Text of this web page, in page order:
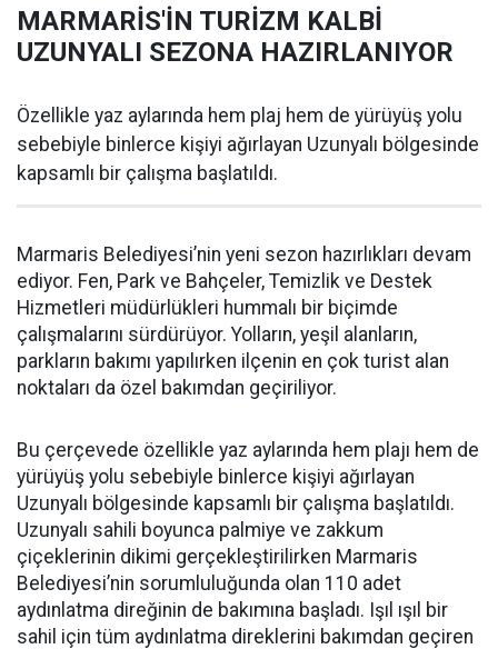
MARMARİS'İN TURİZM KALBİ
UZUNYALI SEZONA HAZIRLANIYOR
Özellikle yaz aylarında hem plaj hem de yürüyüş yolu
sebebiyle binlerce kişiyi ağırlayan Uzunyalı bölgesinde
kapsamlı bir çalışma başlatıldı.
Marmaris Belediyesi’nin yeni sezon hazırlıkları devam
ediyor. Fen, Park ve Bahçeler, Temizlik ve Destek
Hizmetleri müdürlükleri hummalı bir biçimde
çalışmalarını sürdürüyor. Yolların, yeşil alanların,
parkların bakımı yapılırken ilçenin en çok turist alan
noktaları da özel bakımdan geçiriliyor.
Bu çerçevede özellikle yaz aylarında hem plajı hem de
yürüyüş yolu sebebiyle binlerce kişiyi ağırlayan
Uzunyalı bölgesinde kapsamlı bir çalışma başlatıldı.
Uzunyalı sahili boyunca palmiye ve zakkum
çiçeklerinin dikimi gerçekleştirilirken Marmaris
Belediyesi’nin sorumluluğunda olan 110 adet
aydınlatma direğinin de bakımına başladı. Işıl ışıl bir
sahil için tüm aydınlatma direklerini bakımdan geçiren